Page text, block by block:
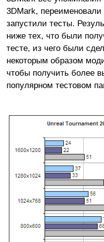
3DMark,
запустили тесты.
ниже тех, что были
тесте, из чего были
некоторым образом
чтобы получить более
популярном тестовом